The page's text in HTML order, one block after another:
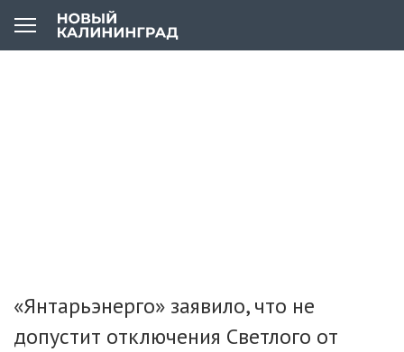
«Янтарьэнерго» заявило, что не
допустит отключения Светлого от